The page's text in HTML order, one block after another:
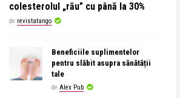
colesterolul „rău” cu până la 30%
de revistatango
Beneficiile suplimentelor
pentru slăbit asupra sănătății
tale
de Alex Pub